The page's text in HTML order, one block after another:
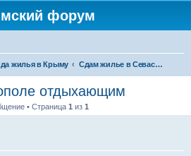
форум
жилья в Крыму Сдам жилье в Севастополе
отдыхающим
• Страница 1 из 1